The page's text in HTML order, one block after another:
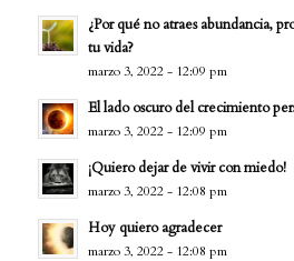
¿Por qué no atraes abundancia,
tu vida?
marzo 3, 2022 - 12:09 pm
El lado oscuro del crecimiento
marzo 3, 2022 - 12:09 pm
¡Quiero dejar de vivir con miedo!
marzo 3, 2022 - 12:08 pm
Hoy quiero agradecer
marzo 3, 2022 - 12:08 pm